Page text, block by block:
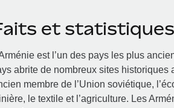
et statistiques
est l’un des pays les plus
abrite de nombreux sites
membre de l’Union soviétique,
le textile et l’agriculture. Les